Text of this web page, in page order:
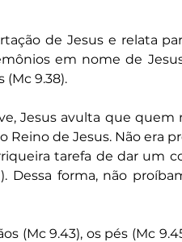
de Jesus e relata
em nome de
9.38).
Jesus avulta que quem
de Jesus. Não era
tarefa de dar um
Dessa forma, não
(Mc 9.43), os pés (Mc